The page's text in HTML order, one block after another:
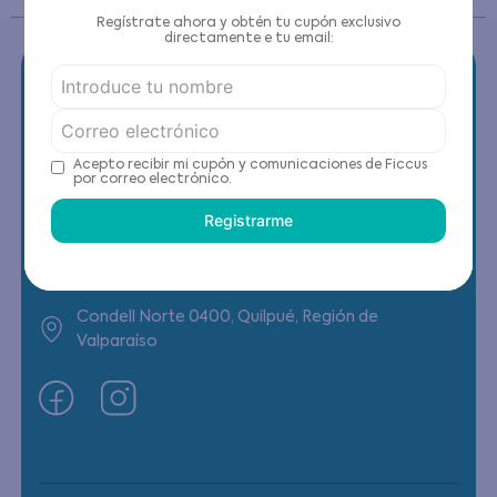
Contáctanos
(22) 6178818 - Compras Internet
Condell Norte 0400, Quilpué, Región de
Valparaíso
Regístrate ahora y obtén tu cupón exclusivo
directamente e tu email:
Acepto recibir mi cupón y comunicaciones de Ficcus
por correo electrónico.
Registrarme